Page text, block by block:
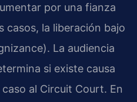
por una fianza
casos, la liberación bajo
La audiencia
si existe causa
al Circuit Court. En